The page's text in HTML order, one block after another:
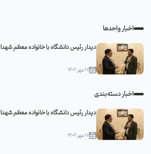
اخبار واحدها
دیدار رئیس دانشگاه با خانواده معظم شهدا
۱۷ مهر ۱۴۰۲
اخبار دسته‌بندی
دیدار رئیس دانشگاه با خانواده معظم شهدا
۱۷ مهر ۱۴۰۲